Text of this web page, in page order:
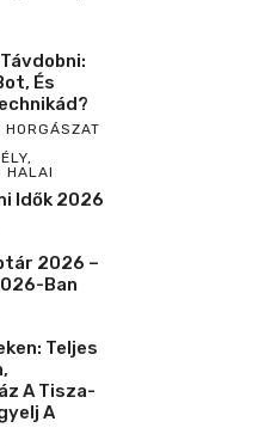
És
HORGÁSZAT
,
HALAI
Idők 2026
2026 –
Ban
Teljes
A Tisza-
A